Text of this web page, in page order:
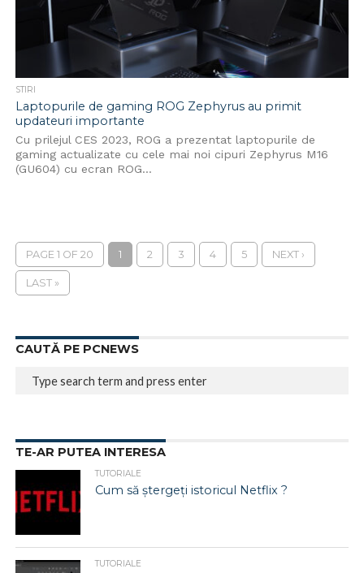
STIRI
Laptopurile de gaming ROG Zephyrus au primit
updateuri importante
Cu prilejul CES 2023, ROG a prezentat laptopurile de
gaming actualizate cu cele mai noi cipuri Zephyrus M16
(GU604) cu ecran ROG...
PAGE 1 OF 20 1 2 3 4 5 NEXT ›
LAST »
CAUTĂ PE PCNEWS
TE-AR PUTEA INTERESA
TUTORIALE
Cum să ștergeți istoricul Netflix ?
TUTORIALE